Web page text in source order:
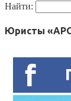
Найти:
Юристы